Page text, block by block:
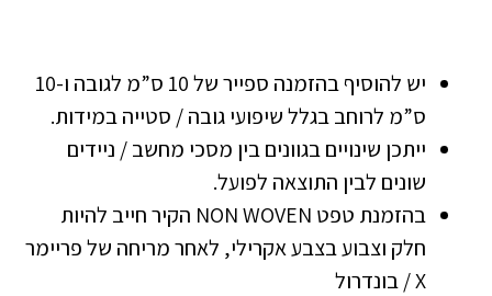
יש להוסיף בהזמנה ספייר של 10 ס”מ לגובה ו-10
ס”מ לרוחב בגלל שיפועי גובה / סטייה במידות.
ייתכן שינויים בגוונים בין מסכי מחשב / ניידים
שונים לבין התוצאה לפועל.
בהזמנת טפט NON WOVEN הקיר חייב להיות
חלק וצבוע בצבע אקרילי, לאחר מריחה של פריימר
X / בונדרול